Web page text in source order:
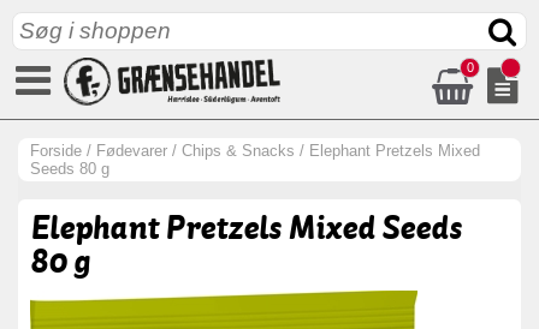
0
Forside / Fødevarer / Chips & Snacks / Elephant Pretzels Mixed
Seeds 80 g
Elephant Pretzels Mixed Seeds
80 g